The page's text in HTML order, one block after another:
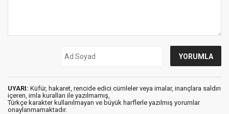
UYARI: Küfür, hakaret, rencide edici cümleler veya imalar, inançlara saldırı
içeren, imla kuralları ile yazılmamış,
Türkçe karakter kullanılmayan ve büyük harflerle yazılmış yorumlar
onaylanmamaktadır.